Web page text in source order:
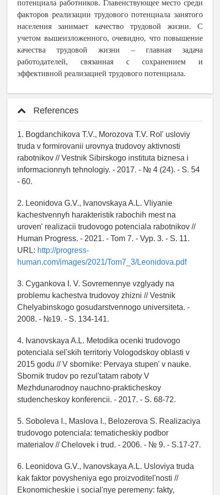
потенциала работников. Главенствующее место среди
факторов реализации трудового потенциала занятого
населения занимает качество трудовой жизни. С
учетом вышеизложенного, очевидно, что повышение
качества трудовой жизни – главная задача
работодателей, связанная с сохранением и
эффективной реализацией трудового потенциала.
References
1. Bogdanchikova T.V., Morozova T.V. Rol' usloviy
truda v formirovanii urovnya trudovoy aktivnosti
rabotnikov // Vestnik Sibirskogo instituta biznesa i
informacionnyh tehnologiy. - 2017. - № 4 (24). - S. 54
- 60.
2. Leonidova G.V., Ivanovskaya A.L. Vliyanie
kachestvennyh harakteristik rabochih mest na
uroven' realizacii trudovogo potenciala rabotnikov //
Human Progress. - 2021. - Tom 7. - Vyp. 3. - S. 11.
URL: http://progress-
human.com/images/2021/Tom7_3/Leonidova.pdf
3. Cygankova I. V. Sovremennye vzglyady na
problemu kachestva trudovoy zhizni // Vestnik
Chelyabinskogo gosudarstvennogo universiteta. -
2008. - №19. - S. 134-141.
4. Ivanovskaya A.L. Metodika ocenki trudovogo
potenciala sel'skih territoriy Vologodskoy oblasti v
2015 godu // V sbornike: Pervaya stupen' v nauke.
Sbornik trudov po rezul'tatam raboty V
Mezhdunarodnoy nauchno-prakticheskoy
studencheskoy konferencii. - 2017. - S. 68-72.
5. Soboleva I., Maslova I., Belozerova S. Realizaciya
trudovogo potenciala: tematicheskiy podbor
materialov // Chelovek i trud. - 2006. - № 9. - S.17-27.
6. Leonidova G.V., Ivanovskaya A.L. Usloviya truda
kak faktor povysheniya ego proizvoditel'nosti //
Ekonomicheskie i social'nye peremeny: fakty,